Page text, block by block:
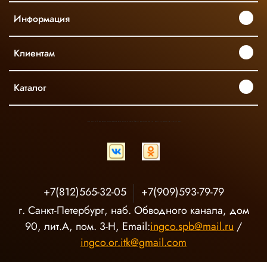
Информация
Клиентам
Каталог
+7(812)565-32-05
+7(909)593-79-79
г. Санкт-Петербург, наб. Обводного канала, дом
90, лит.А, пом. 3-Н, Email:ingco.spb@mail.ru /
ingco.or.itk@gmail.com